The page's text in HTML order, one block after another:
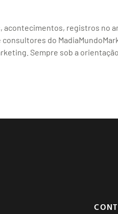
registros no
do
Sempre sob a